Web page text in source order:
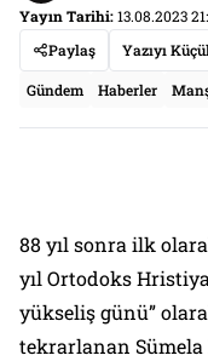
Yayın Tarihi:13.08.2023
Paylaş
Yazıyı
Gündem Haberler
88 yıl sonra ilk
yıl Ortodoks
yükseliş günü”
tekrarlanan Sümela